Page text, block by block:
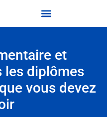
et
les diplômes
vous devez